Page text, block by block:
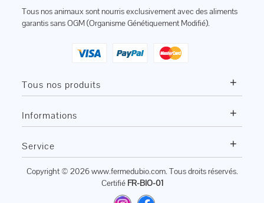
Tous nos animaux sont nourris exclusivement avec des aliments
garantis sans OGM (Organisme Génétiquement Modifié).
Tous nos produits +
Informations +
Service +
Copyright © 2026www.fermedubio.com. Tous droits réservés.
Certifié FR-BIO-01